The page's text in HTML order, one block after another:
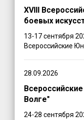
XVIII
боевых
13-17 сентября
Всероссийские
28.09.2026
Волге"
24-28 сентября